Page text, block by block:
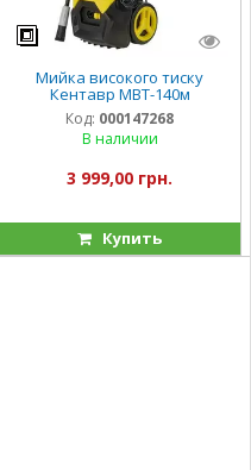
Мийка високого тиску
Кентавр МВТ-140м
Код: 000147268
В наличии
3 999,00 грн.
Купить